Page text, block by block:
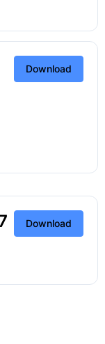
Download
Download